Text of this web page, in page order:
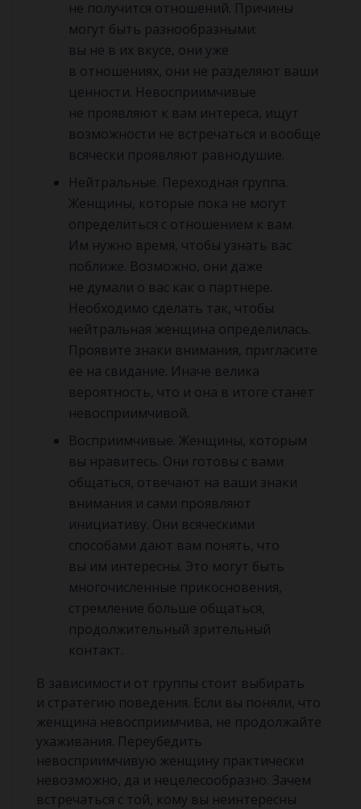
не получится отношений. Причины
могут быть разнообразными:
вы не в их вкусе, они уже
в отношениях, они не разделяют ваши
ценности. Невосприимчивые
не проявляют к вам интереса, ищут
возможности не встречаться и вообще
всячески проявляют равнодушие.
Нейтральные. Переходная группа.
Женщины, которые пока не могут
определиться с отношением к вам.
Им нужно время, чтобы узнать вас
поближе. Возможно, они даже
не думали о вас как о партнере.
Необходимо сделать так, чтобы
нейтральная женщина определилась.
Проявите знаки внимания, пригласите
ее на свидание. Иначе велика
вероятность, что и она в итоге станет
невосприимчивой.
Восприимчивые. Женщины, которым
вы нравитесь. Они готовы с вами
общаться, отвечают на ваши знаки
внимания и сами проявляют
инициативу. Они всяческими
способами дают вам понять, что
вы им интересны. Это могут быть
многочисленные прикосновения,
стремление больше общаться,
продолжительный зрительный
контакт.
В зависимости от группы стоит выбирать
и стратегию поведения. Если вы поняли, что
женщина невосприимчива, не продолжайте
ухаживания. Переубедить
невосприимчивую женщину практически
невозможно, да и нецелесообразно. Зачем
встречаться с той, кому вы неинтересны